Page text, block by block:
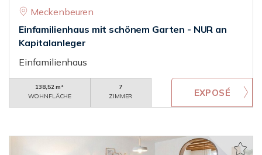
Meckenbeuren
Einfamilienhaus mit schönem Garten - NUR an
Kapitalanleger
Einfamilienhaus
138,52 m²
WOHNFLÄCHE
7
ZIMMER